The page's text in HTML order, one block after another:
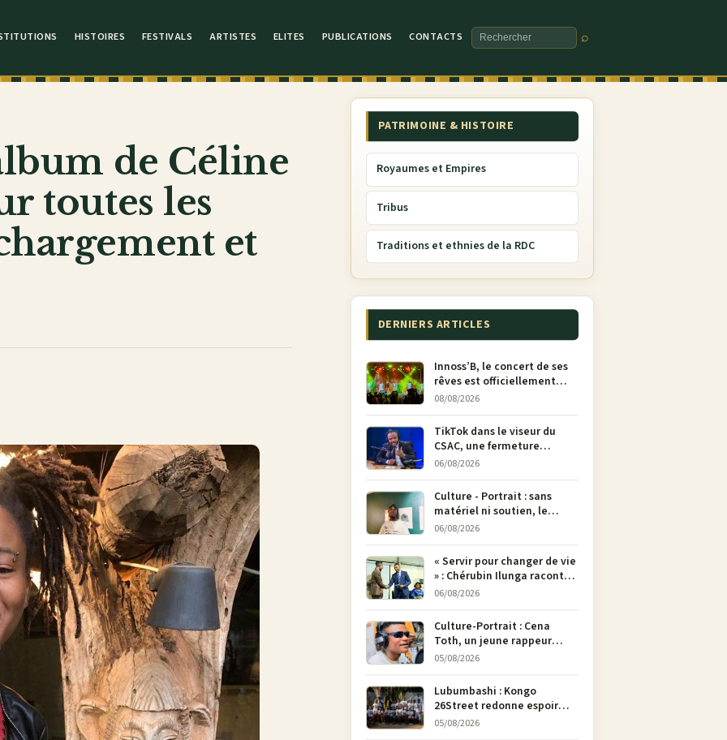
HISTOIRES FESTIVALS ARTISTES ELITES PUBLICATIONS CONTACTS
Rechercher
⌕
de Céline
toutes les
et
PATRIMOINE & HISTOIRE
Royaumes et Empires
Tribus
Traditions et ethnies de la RDC
DERNIERS ARTICLES
Innoss’B, le concert de ses
rêves est officiellement
annulé !
08/08/2026
TikTok dans le viseur du
CSAC, une fermeture
envisagée pour contrer la
06/08/2026
Culture - Portrait : sans
matériel ni soutien, le
dessinateur Justin
son crayon
06/08/2026
« Servir pour changer de vie
» : Chérubin Ilunga raconte
le parcours du député
Tshimbu en 137 pages
06/08/2026
Culture-Portrait : Cena
Toth, un jeune rappeur
déterminé à faire entendre
05/08/2026
Lubumbashi : Kongo
26Street redonne espoir
aux enfants de la rue par
05/08/2026